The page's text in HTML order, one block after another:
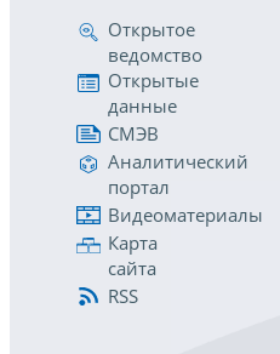
Открытое
ведомство
Открытые
данные
СМЭВ
Аналитический
портал
Видеоматериалы
Карта
сайта
RSS